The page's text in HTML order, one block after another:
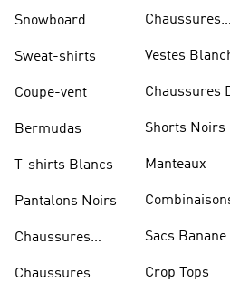
Snowboard
Sweat-shirts
Coupe-vent
Bermudas
T-shirts Blancs
Pantalons Noirs
Chaussures
Chaussures
Chaussures
Vestes
Chaussures
Shorts Noirs
Manteaux
Sacs Banane
Crop Tops